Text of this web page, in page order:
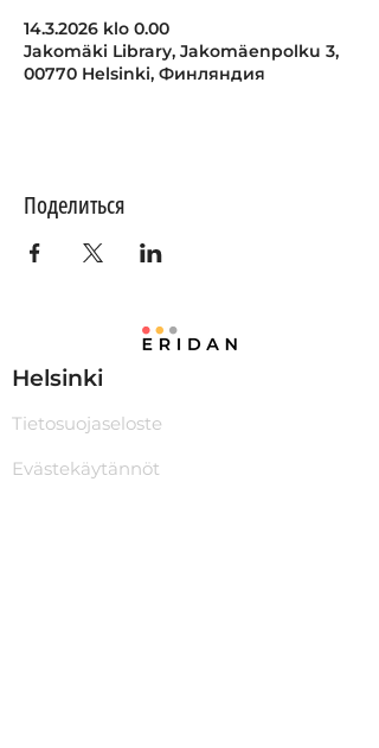
14.3.2026 klo 0.00
Jakomäki Library, Jakomäenpolku 3,
00770 Helsinki, Финляндия
Поделиться
Helsinki
Tietosuojaseloste
Evästekäytännöt